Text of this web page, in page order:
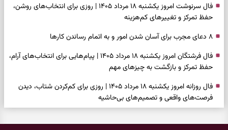
فال سرنوشت امروز یکشنبه ۱۸ مرداد ۱۴۰۵ | روزی برای انتخاب‌های روشن،
حفظ تمرکز و تغییرهای کم‌هزینه
۸ دعای مجرب برای آسان شدن امور و به اتمام رساندن کار‌ها
فال فرشتگان امروز یکشنبه ۱۸ مرداد ۱۴۰۵ | پیام‌هایی برای انتخاب‌های آرام،
حفظ تمرکز و بازگشت به چیزهای مهم
فال روزانه امروز یکشنبه ۱۸ مرداد ۱۴۰۵ | روزی برای کم‌کردن شتاب، دیدن
فرصت‌های واقعی و تصمیم‌های بی‌حاشیه